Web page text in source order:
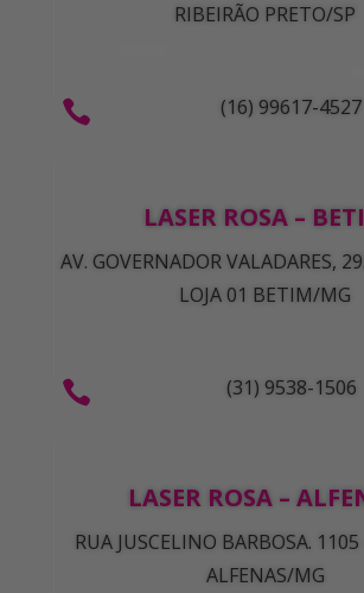
RIBEIRÃO PRETO/SP
 (16) 99617-4527
LASER ROSA –
AV. GOVERNADOR VALADARES,
LOJA 01 BETIM/MG
 (31) 9538-1506
LASER ROSA –
RUA JUSCELINO BARBOSA.
ALFENAS/MG